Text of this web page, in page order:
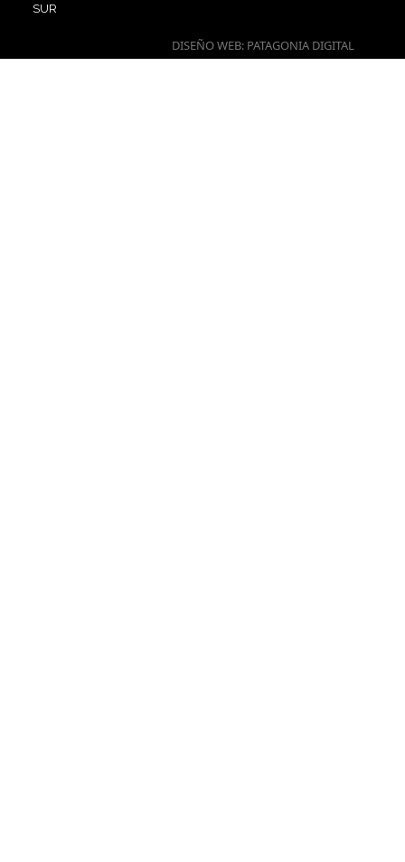
SUR
DISEÑO WEB: PATAGONIA DIGITAL